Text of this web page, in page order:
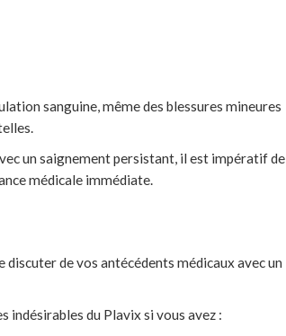
sanguine, même des blessures mineures
un saignement persistant, il est impératif de
médicale immédiate.
de vos antécédents médicaux avec un
indésirables du Plavix si vous avez :